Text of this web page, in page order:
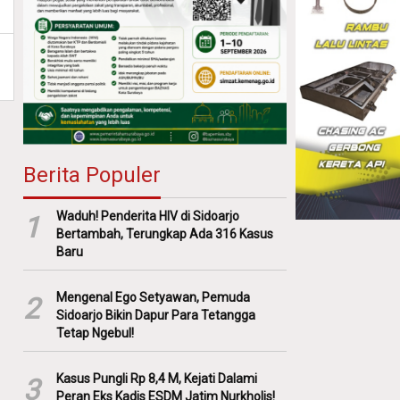
Berita Populer
1
Waduh! Penderita HIV di Sidoarjo
Bertambah, Terungkap Ada 316 Kasus
Baru
2
Mengenal Ego Setyawan, Pemuda
Sidoarjo Bikin Dapur Para Tetangga
Tetap Ngebul!
3
Kasus Pungli Rp 8,4 M, Kejati Dalami
Peran Eks Kadis ESDM Jatim Nurkholis!